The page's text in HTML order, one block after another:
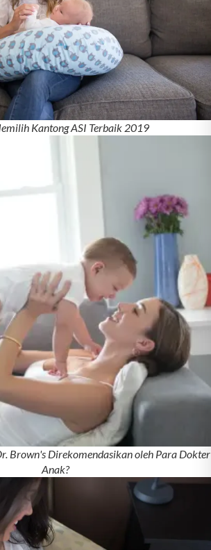
Kantong ASI Terbaik 2019
Brown's Direkomendasikan oleh Para Dokter
Anak?